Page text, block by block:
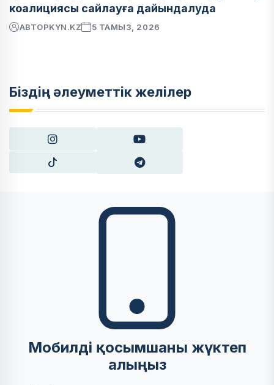
коалициясы сайлауға дайындалуда
АВТОРKYN.KZ 5 ТАМЫЗ, 2026
Біздің әлеуметтік желілер
Мобилді қосымшаны жүктеп
алыңыз